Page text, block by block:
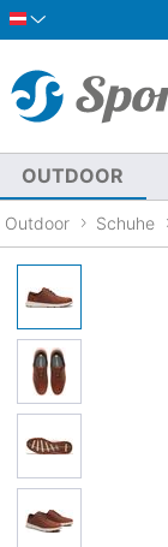
Österreich
OUTDOOR
Outdoor Schuhe